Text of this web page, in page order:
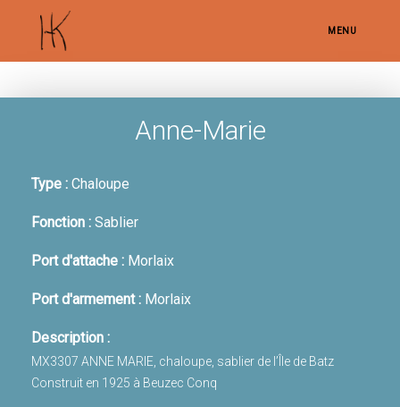
MENU
Anne-Marie
Type : Chaloupe
Fonction : Sablier
Port d'attache : Morlaix
Port d'armement : Morlaix
Description :
MX3307 ANNE MARIE, chaloupe, sablier de l’Île de Batz
Construit en 1925 à Beuzec Conq